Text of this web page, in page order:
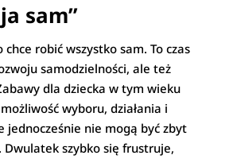
sam”
robić wszystko sam. To czas
samodzielności, ale też
dla dziecka w tym wieku
wyboru, działania i
jednocześnie nie mogą być zbyt
szybko się frustruje,